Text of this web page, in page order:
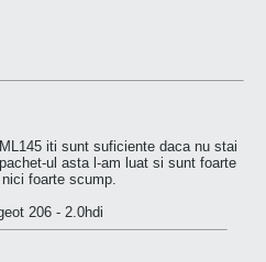
iti sunt suficiente daca nu stai
ul asta l-am luat si sunt foarte
foarte scump.
206 - 2.0hdi